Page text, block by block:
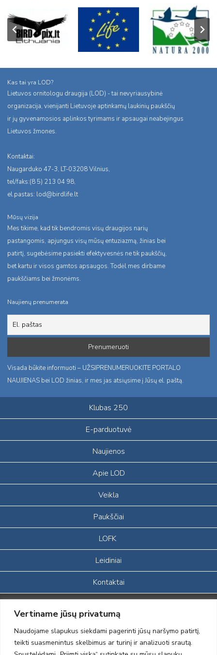
Vertiname jūsų privatumą
Naudojame slapukus siekdami pagerinti jūsų naršymo patirtį,
teikti suasmenintus skelbimus ar turinį ir analizuoti srautą.
Kas tai yra LOD?
Lietuvos ornitologu draugija (LOD) - tai nevyriausybinė
organizacija, vienijanti Lietuvoje aptinkamų laukinių paukščių
ir jų gyvenamosios aplinkos tyrimams ir apsaugai neabejingus
Lietuvos žmones.
Kontaktai:
Naugarduko 47-3, LT-03208 Vilnius,
tel/faks:(8 5) 213 04 98,
el.pastas: lod@birdlife.lt
Mūsų vizija
Mes tikime, kad tik bendromis visų draugijos narių
pastangomis, apjungus visų mūsų entuziazmą, žinias bei
patirtį, sugebėsime pasiekti efektyvesnės ne tik paukščių,
bet kartu ir visos gamtos apsaugos. Todėl mes dirbame
paukščiams bei žmonėms.
Naujienų prenumerata
Visada būkite informuoti – UŽSIPRENUMERUOKITE PORTALO
NAUJIENAS bei LOD žinias, ir mes jas atsiųsime į Jūsų el. paštą.
Klubas 250
E-parduotuvė
Naujienos
Apie LOD
Veikla
Paukščiai
LOFK
Leidiniai
Kontaktai
Portalas sukurtas įgyvendinant Lietuvos Respublikos, Europos
ekonominės erdvės ir Norvegijos finansinių mechanizmų iš dalies
finansuojamą paprojektį
„LOD visuomeninės /gamtosauginės veiklos sustiprinimas ir įvaizdžio
formavimas įtraukiant visuomenę į aplinkosauginių tyrimų veiklą“